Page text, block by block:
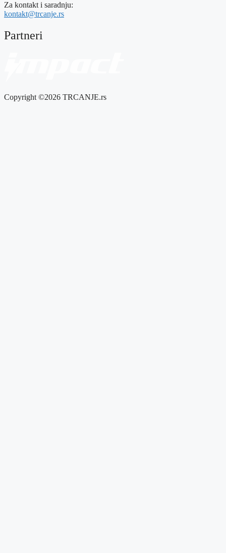
Za kontakt i saradnju:
kontakt@trcanje.rs
Partneri
Copyright ©2026 TRCANJE.rs